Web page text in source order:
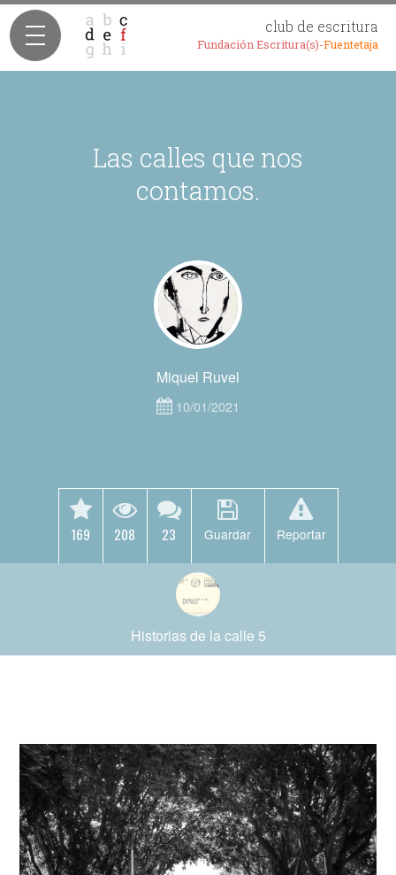
club de escritura
Fundación Escritura(s)-Fuentetaja
Las calles que nos
contamos.
Miquel Ruvel
10/01/2021
169 208 23 Guardar Reportar
Historias de la calle 5